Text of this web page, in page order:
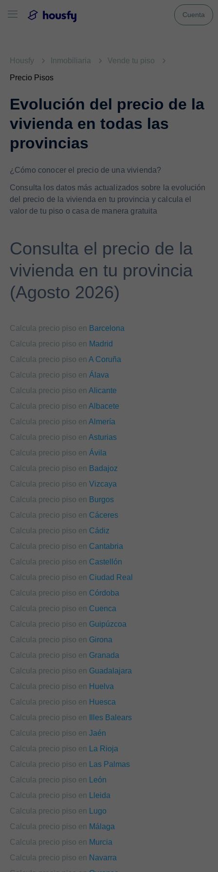
Cuenta
Housfy Inmobiliaria Vende tu piso
Precio Pisos
Evolución del precio de la
vivienda en todas las
provincias
¿Cómo conocer el precio de una vivienda?
Consulta los datos más actualizados sobre la evolución
del precio de la vivienda en tu provincia y calcula el
valor de tu piso o casa de manera gratuita
Consulta el precio de la
vivienda en tu provincia
(Agosto 2026)
Calcula precio piso en Barcelona
Calcula precio piso en Madrid
Calcula precio piso en A Coruña
Calcula precio piso en Álava
Calcula precio piso en Alicante
Calcula precio piso en Albacete
Calcula precio piso en Almería
Calcula precio piso en Asturias
Calcula precio piso en Ávila
Calcula precio piso en Badajoz
Calcula precio piso en Vizcaya
Calcula precio piso en Burgos
Calcula precio piso en Cáceres
Calcula precio piso en Cádiz
Calcula precio piso en Cantabria
Calcula precio piso en Castellón
Calcula precio piso en Ciudad Real
Calcula precio piso en Córdoba
Calcula precio piso en Cuenca
Calcula precio piso en Guipúzcoa
Calcula precio piso en Girona
Calcula precio piso en Granada
Calcula precio piso en Guadalajara
Calcula precio piso en Huelva
Calcula precio piso en Huesca
Calcula precio piso en Illes Balears
Calcula precio piso en Jaén
Calcula precio piso en La Rioja
Calcula precio piso en Las Palmas
Calcula precio piso en León
Calcula precio piso en Lleida
Calcula precio piso en Lugo
Calcula precio piso en Málaga
Calcula precio piso en Murcia
Calcula precio piso en Navarra